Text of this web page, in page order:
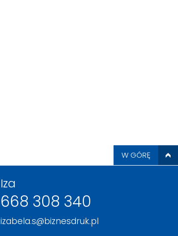
W GÓRĘ
Iza
668 308 340
izabela.s@biznesdruk.pl